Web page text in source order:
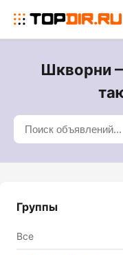
Шкворни
Группы
Все